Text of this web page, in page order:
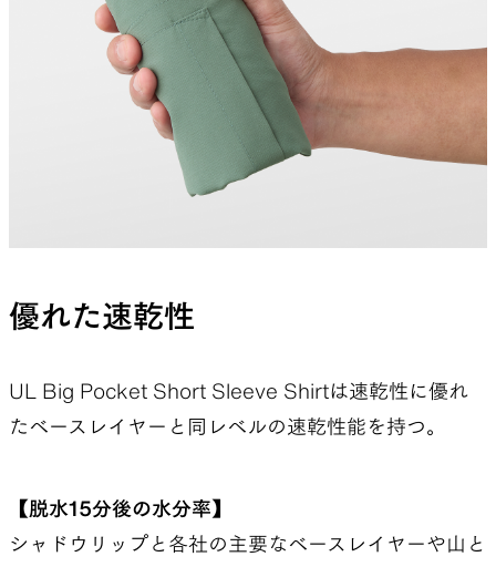
優れた速乾性
UL Big Pocket Short Sleeve Shirtは速乾性に優れ
たベースレイヤーと同レベルの速乾性能を持つ。
【脱水15分後の水分率】
シャドウリップと各社の主要なベースレイヤーや山と